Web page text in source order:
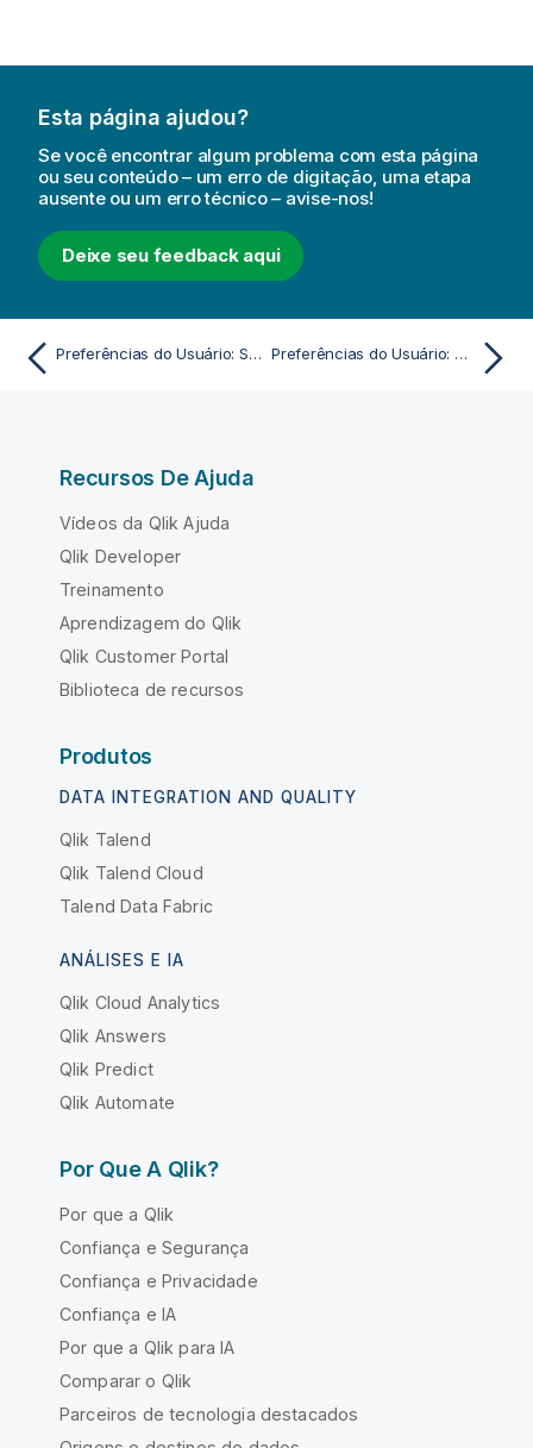
Esta página ajudou?
Se você encontrar algum problema com esta página
ou seu conteúdo – um erro de digitação, uma etapa
ausente ou um erro técnico – avise-nos!
Deixe seu feedback aqui
Preferências do Usuário: Salvar Preferências do Usuário: Desenho
Recursos De Ajuda
Vídeos da Qlik Ajuda
Qlik Developer
Treinamento
Aprendizagem do Qlik
Qlik Customer Portal
Biblioteca de recursos
Produtos
DATA INTEGRATION AND QUALITY
Qlik Talend
Qlik Talend Cloud
Talend Data Fabric
ANÁLISES E IA
Qlik Cloud Analytics
Qlik Answers
Qlik Predict
Qlik Automate
Por Que A Qlik?
Por que a Qlik
Confiança e Segurança
Confiança e Privacidade
Confiança e IA
Por que a Qlik para IA
Comparar o Qlik
Parceiros de tecnologia destacados